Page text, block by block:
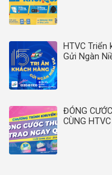
HTVC Triển
Gửi Ngàn
ĐÓNG
CÙNG HTVC